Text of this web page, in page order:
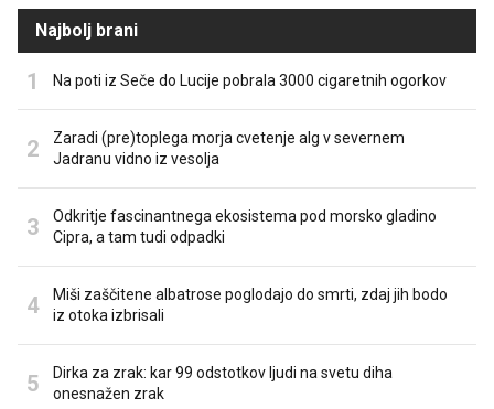
Najbolj brani
Na poti iz Seče do Lucije pobrala 3000 cigaretnih ogorkov
Zaradi (pre)toplega morja cvetenje alg v severnem
Jadranu vidno iz vesolja
Odkritje fascinantnega ekosistema pod morsko gladino
Cipra, a tam tudi odpadki
Miši zaščitene albatrose poglodajo do smrti, zdaj jih bodo
iz otoka izbrisali
Dirka za zrak: kar 99 odstotkov ljudi na svetu diha
onesnažen zrak